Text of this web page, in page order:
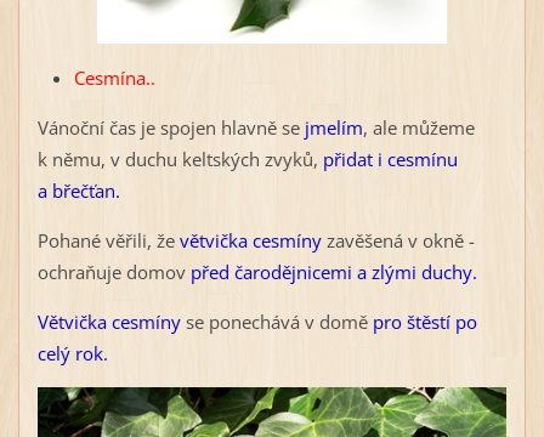
Cesmína..
Vánoční čas je spojen hlavně se jmelím, ale můžeme
k němu, v duchu keltských zvyků, přidat i cesmínu
a břečťan.
Pohané věřili, že větvička cesmíny zavěšená v okně -
ochraňuje domov před čarodějnicemi a zlými duchy.
Větvička cesmínyse ponechává v domě pro štěstí po
celý rok.